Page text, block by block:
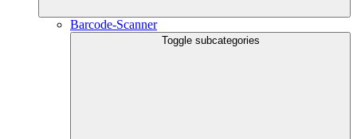
Barcode-Scanner
Toggle subcategories